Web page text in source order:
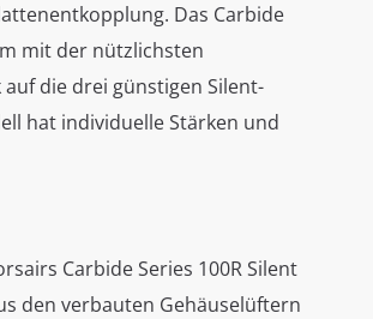
Das Carbide
mit der nützlichsten
die drei günstigen Silent-
hat individuelle Stärken und
Carbide Series 100R Silent
den verbauten Gehäuselüftern